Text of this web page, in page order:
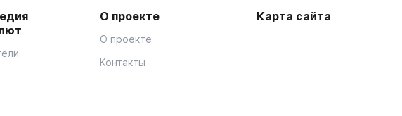
О проекте
О проекте
Контакты
Карта сайта